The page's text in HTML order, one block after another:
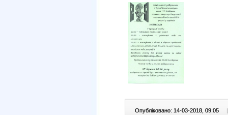
Опубліковано: 14-03-2018, 09:05 |